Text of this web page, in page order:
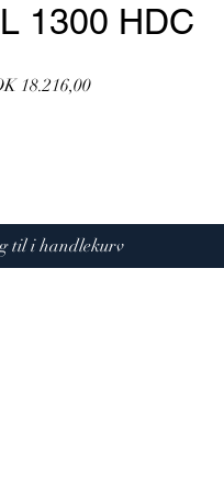
1300 HDC
18.216,00Salgspris
til i handlekurv